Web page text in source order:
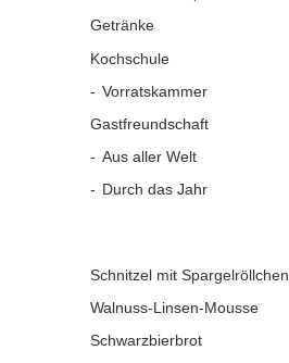
Getränke
Kochschule
Vorratskammer
Gastfreundschaft
Aus aller Welt
Durch das Jahr
Schnitzel mit Spargelröllchen
Walnuss-Linsen-Mousse
Schwarzbierbrot